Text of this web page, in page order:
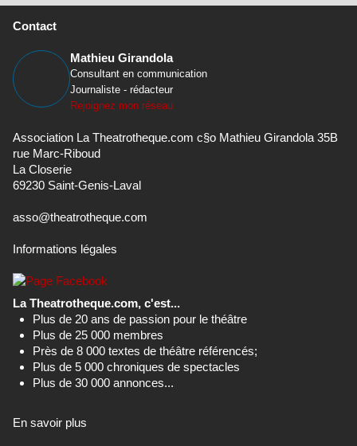
Contact
Mathieu Girandola
Consultant en communication
Journaliste - rédacteur
Rejoignez mon réseau
Association La Theatrotheque.com c§o Mathieu Girandola 35B
rue Marc-Riboud
La Closerie
69230 Saint-Genis-Laval
asso@theatrotheque.com
Informations légales
La Theatrotheque.com, c'est...
Plus de 20 ans de passion pour le théâtre
Plus de 25 000 membres
Près de 8 000 textes de théâtre référencés;
Plus de 5 000 chroniques de spectacles
Plus de 30 000 annonces...
En savoir plus